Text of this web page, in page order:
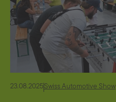
23.08.2025 Swiss Automotive Show